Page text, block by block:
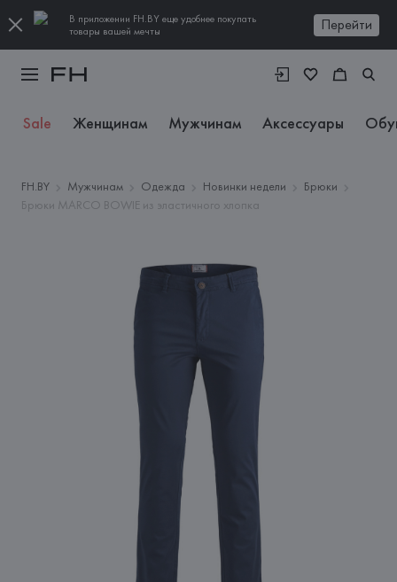
В приложении FH.BY еще удобнее покупать
товары вашей мечты
Перейти
Sale Женщинам Мужчинам Аксессуары
FH.BY Мужчинам Одежда Новинки недели
Брюки
Брюки MARCO BOWIE из эластичного хлопка